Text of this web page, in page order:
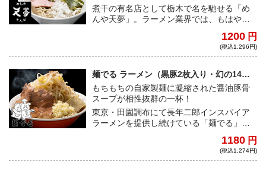
煮干の有名店として栃木で名を馳せる「め
んや天夢」。ラーメン業界では、もはやト
ン」の有名店として数多くのファンから支
持されている。今回登場するのは煮干らー
と衝撃度MAXのビジュアル、つい癖になっ
てしまう濃厚な煮干の味は、人気爆発する
こと間違いなし！待望のヤバニボをぜひ自
宅で楽しんでいただきたい！
1200 円
(税込1,296円)
麺でる ラーメン（黒豚2枚入り・幻の14連
麺入り）
もちもちの自家製麺に凝縮された醤油豚骨
スープが相性抜群の一杯！
東京・田園調布にて長年二郎インスパイア
ラーメンを提供し続けている「麺でる」。
れた醤油豚骨スープが相性抜群な一杯！さ
らに宅麺のために、麺が横に14本連なっ
1180 円
(税込1,274円)